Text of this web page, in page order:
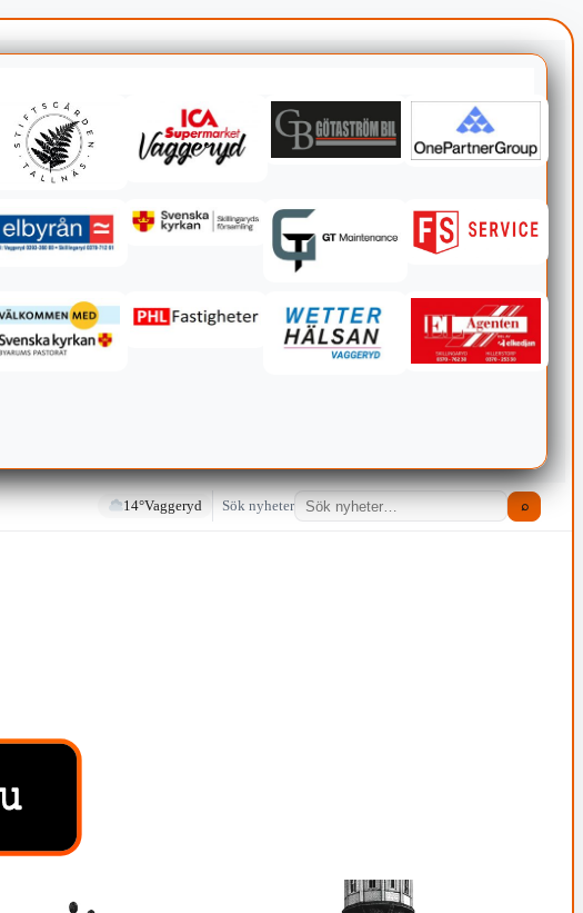
14°Vaggeryd Sök nyheter ⌕